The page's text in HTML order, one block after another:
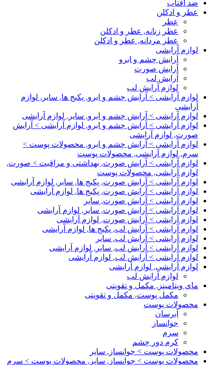
ضد آفتاب
عطر و ادکلن
عطر
عطر زنانه, عطر و ادکلن
عطر مردانه, عطر و ادکلن
لوازم آرایشی
آرایش چشم و ابرو
آرایش صورت
آرایش لب
لوازم آرایش لب
لوازم آرایشی > آرایش چشم و ابرو, پکیج ها, سایر, لوازم
آرایشی
لوازم آرایشی > آرایش چشم و ابرو, سایر, لوازم آرایشی
لوازم آرایشی > آرایش چشم و ابرو, لوازم آرایشی > آرایش
صورت, لوازم آرایشی
لوازم آرایشی > آرایش چشم و ابرو, محصولات پوست >
سرم, لوازم آرایشی, محصولات پوست
لوازم آرایشی > آرایش صورت, بهداشتی و مراقبت > صورت,
لوازم آرایشی, محصولات پوست
لوازم آرایشی > آرایش صورت, پکیج ها, سایر, لوازم آرایشی
لوازم آرایشی > آرایش صورت, پکیج ها, لوازم آرایشی
لوازم آرایشی > آرایش صورت, سایر
لوازم آرایشی > آرایش صورت, سایر, لوازم آرایشی
لوازم آرایشی > آرایش صورت, لوازم آرایشی
لوازم آرایشی > آرایش لب, پکیج ها, لوازم آرایشی
لوازم آرایشی > آرایش لب, سایر
لوازم آرایشی > آرایش لب, سایر, لوازم آرایشی
لوازم آرایشی > آرایش لب, لوازم آرایشی
لوازم آرایشی, لوازم آرایشی
لوازم آرایش لب
مای ویتامینز, مکمل و تقویتی
مکمل پوست, مکمل و تقویتی
محصولات پوست
آبرسان
جوانساز
سرم
کرم دور چشم
محصولات پوست > جوانساز, سایر
محصولات پوست > جوانساز, سایر, محصولات پوست > سرم